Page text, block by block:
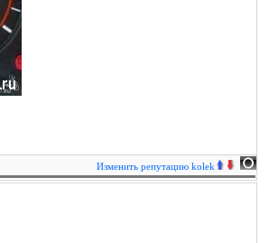
Изменить репутацию kolek